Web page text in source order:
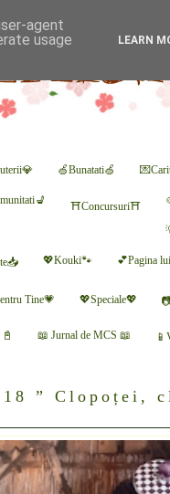
🍏Bunatati🍏
⛩Concursuri⛩
💖Kouki🐾 💕Pagina
Tine💗 💖Speciale💖
📖 Jurnal de MCS 📖
” Clopoței,
agent
usage
LEARN